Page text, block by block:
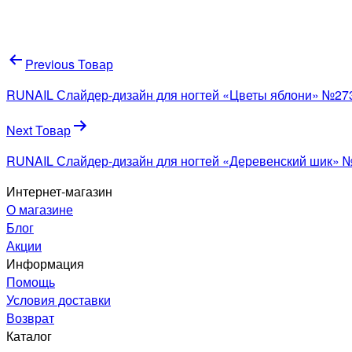
Навигация
по
записям
Previous Товар
RUNAIL Слайдер-дизайн для ногтей «Цветы яблони»
Next Товар
RUNAIL Слайдер-дизайн для ногтей «Деревенский шик»
Интернет-магазин
О магазине
Блог
Акции
Информация
Помощь
Условия доставки
Возврат
Каталог